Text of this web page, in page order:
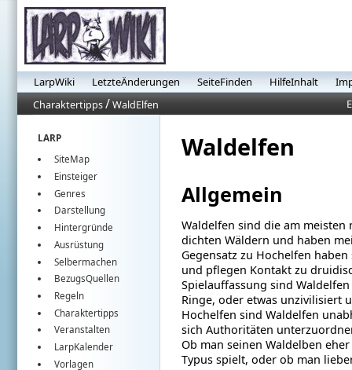
LarpWiki LetzteÄnderungen SeiteFinden HilfeInhalt
Charaktertipps/WaldElfen
LARP
SiteMap
Einsteiger
Genres
Darstellung
Hintergründe
Ausrüstung
Selbermachen
BezugsQuellen
Regeln
Charaktertipps
Veranstalten
LarpKalender
Vorlagen
Waldelfen
Allgemein
Waldelfen sind die am
dichten Wäldern und haben
Gegensatz zu Hochelfen
und pflegen Kontakt zu
Spielauffassung sind
Ringe, oder etwas unzivilisiert
Hochelfen sind Waldelfen
sich Authoritäten
Ob man seinen Waldelben
Typus spielt, oder ob man